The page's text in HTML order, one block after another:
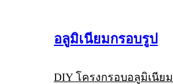
อลูมิเนียมกรอบรูป
DIY โครงกรอบอลูมิเนียม